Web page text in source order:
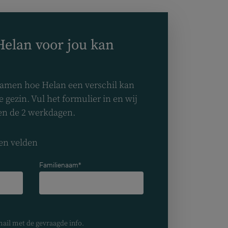
voor jou kan
hoe Helan een verschil kan
gezin. Vul het formulier in en wij
de 2 werkdagen.
velden
Familienaam*
met de gevraagde info.